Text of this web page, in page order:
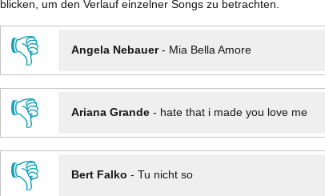
blicken, um den Verlauf einzelner Songs zu betrachten.
👎 Angela Nebauer- Mia Bella Amore
👎
Ariana Grande- hate that i made you love me
👎
Bert Falko - Tu nicht so